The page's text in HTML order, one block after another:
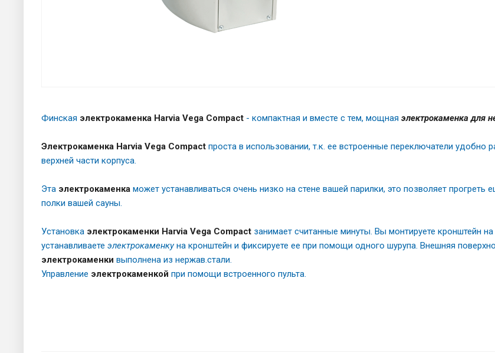
Финская электрокаменка Harvia Vega Compact - компактная и вместе с тем, мощная электрокаменка для
Электрокаменка Harvia Vega Compact проста в использовании, т.к. ее встроенные переключатели удобно
верхней части корпуса.
Эта электрокаменка может устанавливаться очень низко на стене вашей парилки, это позволяет прогреть
полки вашей сауны.
Установка электрокаменки Harvia Vega Compact занимает считанные минуты. Вы монтируете кронштейн на
устанавливаете электрокаменкуна кронштейн и фиксируете ее при помощи одного шурупа. Внешняя
электрокаменки выполнена из нержав.стали.
Управление электрокаменкой при помощи встроенного пульта.